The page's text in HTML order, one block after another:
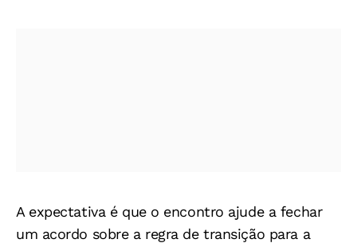
A expectativa é que o encontro ajude a fechar
um acordo sobre a regra de transição para a